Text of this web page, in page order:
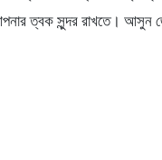
ত্বক সুন্দর রাখতে।